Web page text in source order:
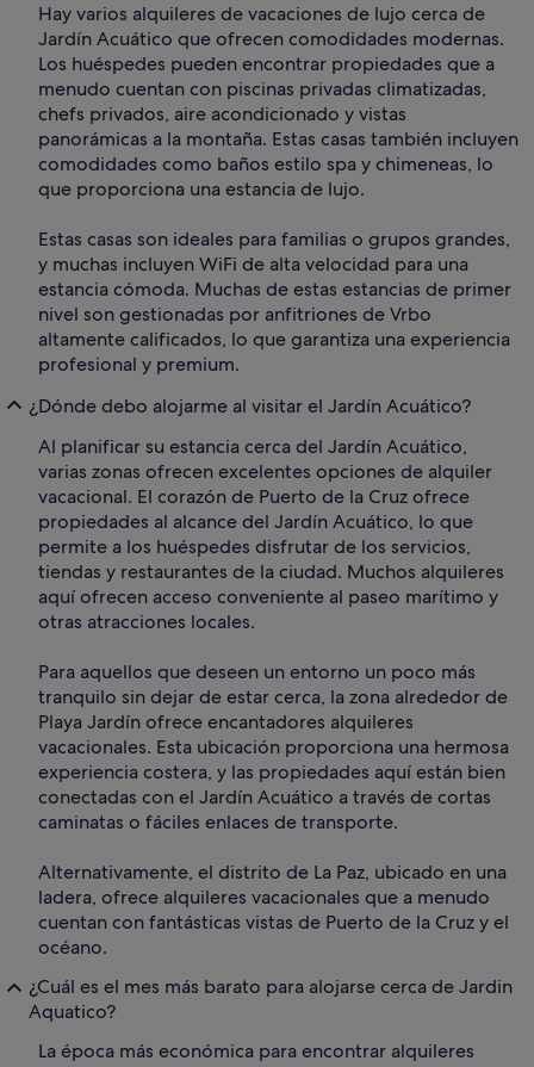
Hay varios alquileres de vacaciones de lujo cerca de
Jardín Acuático que ofrecen comodidades modernas.
Los huéspedes pueden encontrar propiedades que a
menudo cuentan con piscinas privadas climatizadas,
chefs privados, aire acondicionado y vistas
panorámicas a la montaña. Estas casas también incluyen
comodidades como baños estilo spa y chimeneas, lo
que proporciona una estancia de lujo.
Estas casas son ideales para familias o grupos grandes,
y muchas incluyen WiFi de alta velocidad para una
estancia cómoda. Muchas de estas estancias de primer
nivel son gestionadas por anfitriones de Vrbo
altamente calificados, lo que garantiza una experiencia
profesional y premium.
¿Dónde debo alojarme al visitar el Jardín Acuático?
Al planificar su estancia cerca del Jardín Acuático,
varias zonas ofrecen excelentes opciones de alquiler
vacacional. El corazón de Puerto de la Cruz ofrece
propiedades al alcance del Jardín Acuático, lo que
permite a los huéspedes disfrutar de los servicios,
tiendas y restaurantes de la ciudad. Muchos alquileres
aquí ofrecen acceso conveniente al paseo marítimo y
otras atracciones locales.
Para aquellos que deseen un entorno un poco más
tranquilo sin dejar de estar cerca, la zona alrededor de
Playa Jardín ofrece encantadores alquileres
vacacionales. Esta ubicación proporciona una hermosa
experiencia costera, y las propiedades aquí están bien
conectadas con el Jardín Acuático a través de cortas
caminatas o fáciles enlaces de transporte.
Alternativamente, el distrito de La Paz, ubicado en una
ladera, ofrece alquileres vacacionales que a menudo
cuentan con fantásticas vistas de Puerto de la Cruz y el
océano.
¿Cuál es el mes más barato para alojarse cerca de Jardin
Aquatico?
La época más económica para encontrar alquileres